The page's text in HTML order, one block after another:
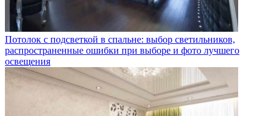
Потолок с подсветкой в спальне: выбор светильников,
распространенные ошибки при выборе и фото лучшего
освещения